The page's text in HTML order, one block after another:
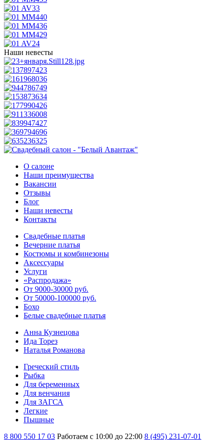
Наши невесты
О салоне
Наши преимущества
Вакансии
Отзывы
Блог
Наши невесты
Контакты
Свадебные платья
Вечерние платья
Костюмы и комбинезоны
Аксессуары
Услуги
«Распродажа»
От 9000-30000 руб.
От 50000-100000 руб.
Бохо
Белые свадебные платья
Анна Кузнецова
Ида Торез
Наталья Романова
Греческий стиль
Рыбка
Для беременных
Для венчания
Для ЗАГСА
Легкие
Пышные
8 800 550 17 03 Работаем с 10:00 до 22:00 8 (495) 231-07-01